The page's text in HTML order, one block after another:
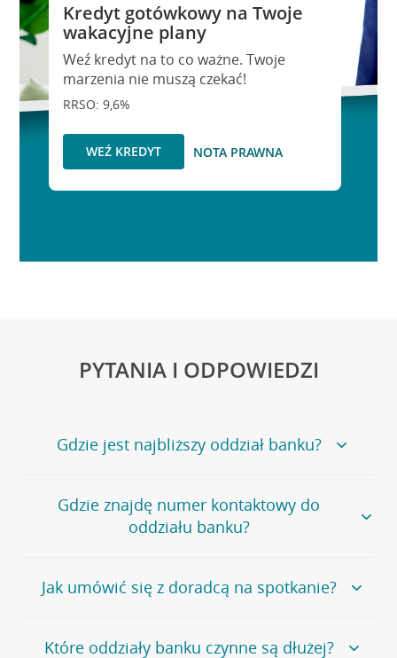
Kredyt gotówkowy na Twoje
wakacyjne plany
Weź kredyt na to co ważne. Twoje
marzenia nie muszą czekać!
RRSO: 9,6%
WEŹ KREDYT NOTA PRAWNA
PYTANIA I ODPOWIEDZI
Gdzie jest najbliższy oddział banku?
Jeśli szukasz oddziału naszego banku, zapraszamy na
stronęPlacówki i bankomaty, na której znajduje się
wygodna wyszukiwarka.
oddziałów
Gdzie znajdę numer kontaktowy do
oddziału banku?
Bank Credit Agricole nie udostępnia ogólnego numeru
telefonu do placówki bankowej.
umówienia się z doradcą w placówce bankowej .
Jak umówić się z doradcą na spotkanie?
Jeśli jesteś już naszym
Które oddziały banku czynne są dłużej?